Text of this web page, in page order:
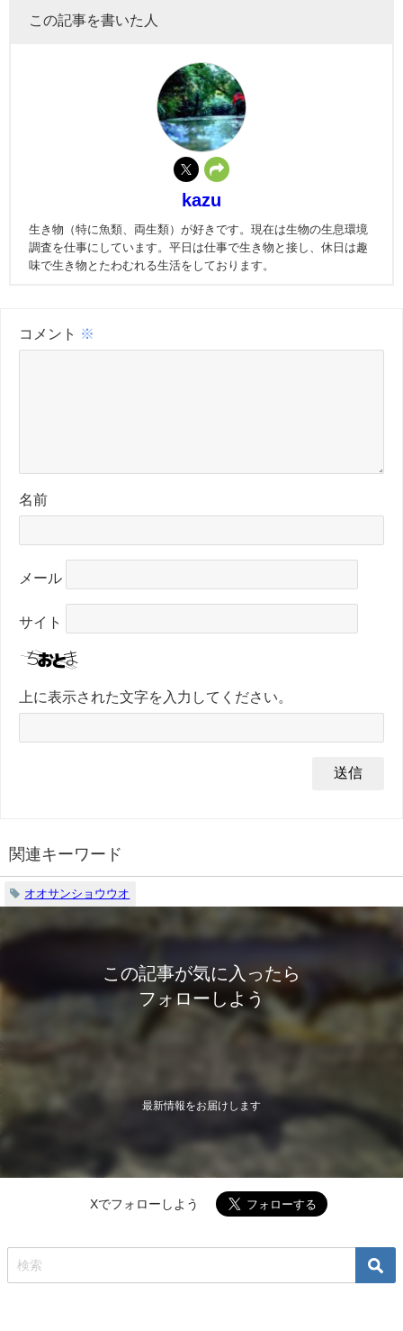
この記事を書いた人
kazu
生き物（特に魚類、両生類）が好きです。現在は生物の生息環境
調査を仕事にしています。平日は仕事で生き物と接し、休日は趣
味で生き物とたわむれる生活をしております。
コメント ※
名前
メール
サイト
上に表示された文字を入力してください。
関連キーワード
オオサンショウウオ
この記事が気に入ったら
フォローしよう
最新情報をお届けします
Xでフォローしよう